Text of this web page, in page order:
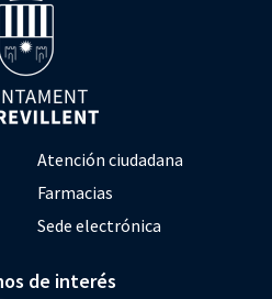
Atención ciudadana
Farmacias
Sede electrónica
de interés